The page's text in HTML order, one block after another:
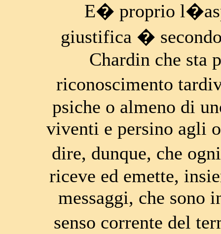
E� proprio
giustifica �
Chardin che sta
riconoscimento
psiche o almeno di
viventi e persino agli
dire, dunque, che
riceve ed emette,
messaggi, che sono
senso corrente del